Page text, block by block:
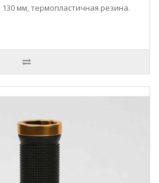
130 мм, термопластичная резина.